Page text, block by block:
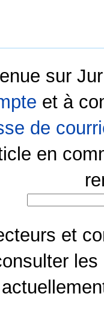
sur
et à
de
en
et
les